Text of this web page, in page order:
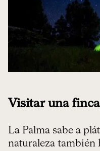
Visitar una
La Palma sabe a
naturaleza también